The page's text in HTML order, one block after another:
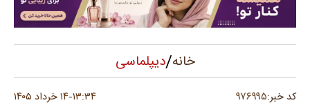
خانه/دیپلماسی
کد خبر:۹۷۶۹۹۵ ۱۳:۳۴-۱۴ خرداد ۱۴۰۵